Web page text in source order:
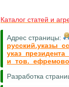
Каталог статей и
Адрес страницы:
Разработка